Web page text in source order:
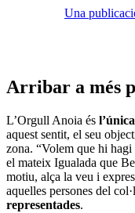
Una
Arribar a més
L’Orgull Anoia és
aquest sentit, el seu
zona. “Volem que hi
el mateix Igualada que
motiu, alça la veu i
aquelles persones del
representades.